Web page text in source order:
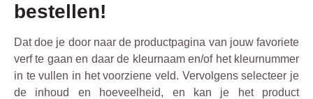
bestellen!
Dat doe je door naar de productpagina van jouw favoriete
verf te gaan en daar de kleurnaam en/of het kleurnummer
in te vullen in het voorziene veld. Vervolgens selecteer je
de inhoud en hoeveelheid, en kan je het product